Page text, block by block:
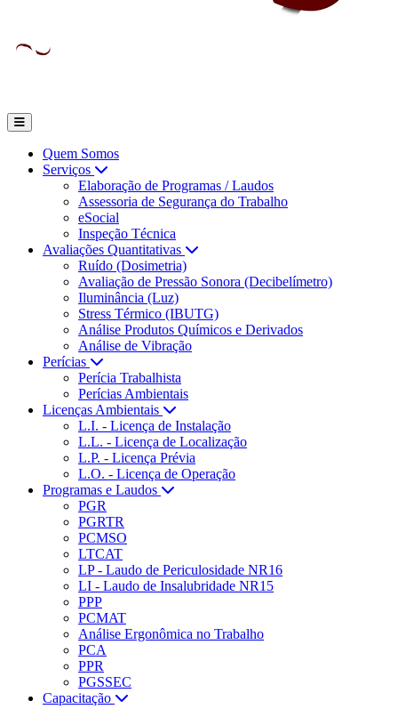
Quem Somos
Serviços
Elaboração de Programas / Laudos
Assessoria de Segurança do Trabalho
eSocial
Inspeção Técnica
Avaliações Quantitativas
Ruído (Dosimetria)
Avaliação de Pressão Sonora (Decibelímetro)
Iluminância (Luz)
Stress Térmico (IBUTG)
Análise Produtos Químicos e Derivados
Análise de Vibração
Perícias
Perícia Trabalhista
Perícias Ambientais
Licenças Ambientais
L.I. - Licença de Instalação
L.L. - Licença de Localização
L.P. - Licença Prévia
L.O. - Licença de Operação
Programas e Laudos
PGR
PGRTR
PCMSO
LTCAT
LP - Laudo de Periculosidade NR16
LI - Laudo de Insalubridade NR15
PPP
PCMAT
Análise Ergonômica no Trabalho
PCA
PPR
PGSSEC
Capacitação